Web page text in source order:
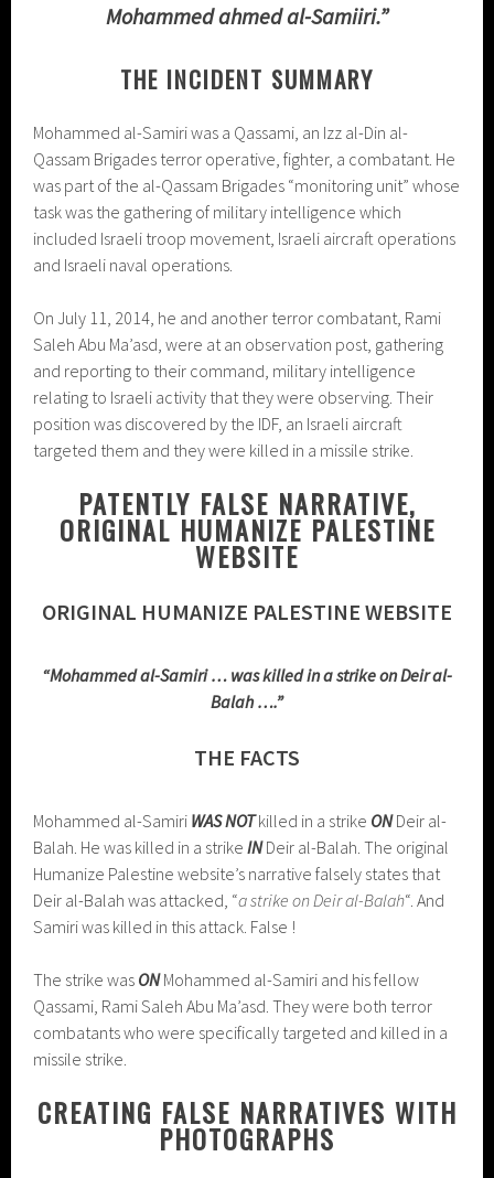
Mohammed ahmed al-Samiiri.”
THE INCIDENT SUMMARY
Mohammed al-Samiri was a Qassami, an Izz al-Din al-
Qassam Brigades terror operative, fighter, a combatant. He
was part of the al-Qassam Brigades “monitoring unit” whose
task was the gathering of military intelligence which
included Israeli troop movement, Israeli aircraft operations
and Israeli naval operations.
On July 11, 2014, he and another terror combatant, Rami
Saleh Abu Ma’asd, were at an observation post, gathering
and reporting to their command, military intelligence
relating to Israeli activity that they were observing. Their
position was discovered by the IDF, an Israeli aircraft
targeted them and they were killed in a missile strike.
PATENTLY FALSE NARRATIVE,
ORIGINAL HUMANIZE PALESTINE
WEBSITE
ORIGINAL HUMANIZE PALESTINE WEBSITE
“Mohammed al-Samiri … was killed in a strike on Deir al-
Balah ….”
THE FACTS
Mohammed al-Samiri WAS NOTkilled in a strike ONDeir al-
Balah. He was killed in a strikeINDeir al-Balah. The original
Humanize Palestine website’s narrative falsely states that
Deir al-Balah was attacked, “a strike on Deir al-Balah“. And
Samiri was killed in this attack. False !
The strike was ONMohammed al-Samiri and his fellow
Qassami, Rami Saleh Abu Ma’asd. They were both terror
combatants who were specifically targeted and killed in a
missile strike.
CREATING FALSE NARRATIVES WITH
PHOTOGRAPHS